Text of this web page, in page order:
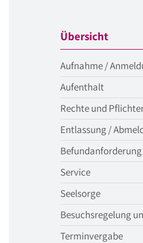
Übersicht
Aufnahme /
Aufenthalt
Rechte und
Entlassung /
Befundanforderung
Service
Seelsorge
Besuchsregelung
Terminvergabe